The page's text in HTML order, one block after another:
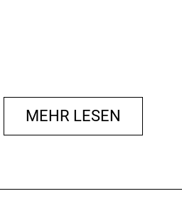
MEHR LESEN